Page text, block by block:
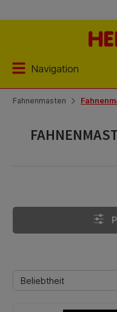
Navigation
Fahnenmasten